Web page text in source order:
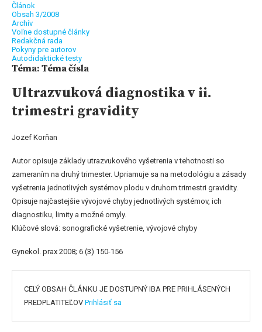
Článok
Obsah 3/2008
Archív
Voľne dostupné články
Redakčná rada
Pokyny pre autorov
Autodidaktické testy
Téma: Téma čísla
Ultrazvuková diagnostika v ii.
trimestri gravidity
Jozef Korňan
Autor opisuje základy utrazvukového vyšetrenia v tehotnosti so
zameraním na druhý trimester. Upriamuje sa na metodológiu a zásady
vyšetrenia jednotlivých systémov plodu v druhom trimestri gravidity.
Opisuje najčastejšie vývojové chyby jednotlivých systémov, ich
diagnostiku, limity a možné omyly.
Klúčové slová: sonografické vyšetrenie, vývojové chyby
Gynekol. prax 2008; 6 (3) 150-156
CELÝ OBSAH ČLÁNKU JE DOSTUPNÝ IBA PRE PRIHLÁSENÝCH
PREDPLATITEĽOV Prihlásiť sa